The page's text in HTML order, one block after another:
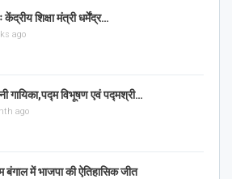
शिक्षा मंत्री धर्मेंद्र…
ago
गायिका,पद्म विभूषण एवं पद्मश्री…
ago
बंगाल में भाजपा की ऐतिहासिक जीत